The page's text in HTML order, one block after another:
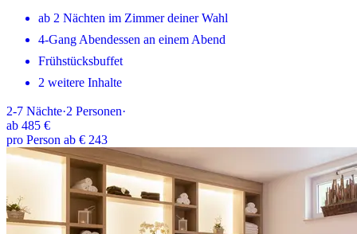
ab 2 Nächten im Zimmer deiner Wahl
4-Gang Abendessen an einem Abend
Frühstücksbuffet
2 weitere Inhalte
2-7 Nächte·2 Personen·
ab 485 €
pro Person ab € 243